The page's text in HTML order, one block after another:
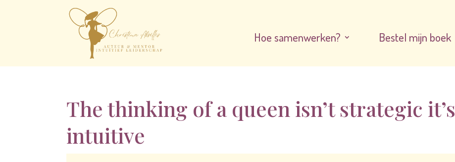
Hoe samenwerken? Bestel mijn boek
The thinking of a queen isn’t strategic it’s
intuitive